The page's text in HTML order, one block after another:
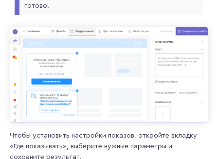
готово!
Чтобы установить настройки показов, откройте вкладку
«Где показывать», выберите нужные параметры и
сохраните результат.